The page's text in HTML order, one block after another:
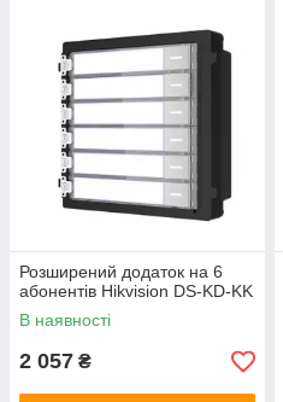
Розширений додаток на 6
абонентів Hikvision DS-KD-KK
В наявності
2 057 ₴